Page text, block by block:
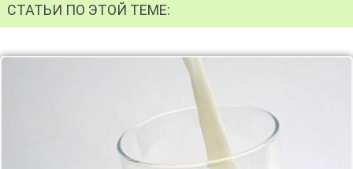
СТАТЬИ ПО ЭТОЙ ТЕМЕ: